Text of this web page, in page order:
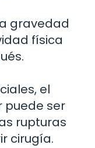
gravedad
física
el
ser
rupturas
cirugía.